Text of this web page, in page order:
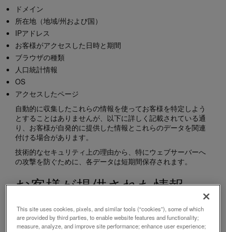
ドメイン
所在地（地域/州および国）
IPアドレス
お客様がアクセスした日時と期間
ブラウザの種類
人口統計情報
OS
アクセスしたページ
自動的に収集したこれらの情報を使ってお客様を特定しよう
とすることはありませんが、以下に詳しく記載されている通
り、お客様が自発的に提供した情報とこれらのデータを関連
付ける場合があります。
技術的なセキュリティ上の理由から、特にウェブサーバーへ
の攻撃を防ぐために、各データは短期間保存されます。
お客様が提供された情報
当サービスを利用する、当社と取引を行う、あるいは当社と
の取引を検討するにあたり、お客様は次のような場面で自発
的に個人情報を当社に提供する場合があります：
This site uses cookies, pixels, and similar tools (“cookies”), some of which
are provided by third parties, to enable website features and functionality;
measure, analyze, and improve site performance; enhance user experience;